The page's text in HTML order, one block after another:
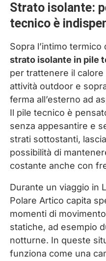
Strato isolante:
tecnico è
Sopra l’intimo
strato isolante in pile
per trattenere il
attività outdoor e
ferma all’esterno ad
Il pile tecnico è
senza appesantire e
strati sottostanti,
possibilità di
costante anche con
Durante un viaggio in
Polare Artico capita
momenti di
statiche, ad esempio
notturne. In queste
funziona come una